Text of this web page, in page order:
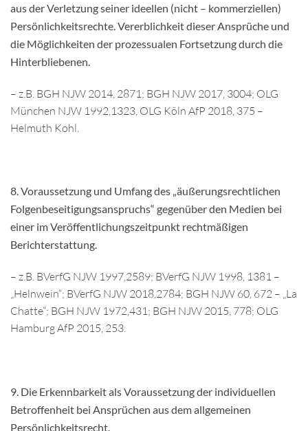
aus der Verletzung seiner ideellen (nicht – kommerziellen)
Persönlichkeitsrechte. Vererblichkeit dieser Ansprüche und
die Möglichkeiten der prozessualen Fortsetzung durch die
Hinterbliebenen.
– z.B. BGH NJW 2014, 2871; BGH NJW 2017, 3004; OLG
München NJW 1992,1323, OLG Köln AfP 2018, 375 –
Helmuth Kohl.
8.Voraussetzung und Umfang des „äußerungsrechtlichen
Folgenbeseitigungsanspruchs“ gegenüber den Medien bei
einer im Veröffentlichungszeitpunkt rechtmäßigen
Berichterstattung.
– z.B. BVerfG NJW 1997,2589; BVerfG NJW 1998, 1381 –
„Helnwein“; BVerfG NJW 2018,2784; BGH NJW 60, 672 – „La
Chatte“; BGH NJW 1972,431; BGH NJW 2015, 778; OLG
Hamburg AfP 2015, 253.
9. Die Erkennbarkeit als Voraussetzung der individuellen
Betroffenheit bei Ansprüchen aus dem allgemeinen
Persönlichkeitsrecht.